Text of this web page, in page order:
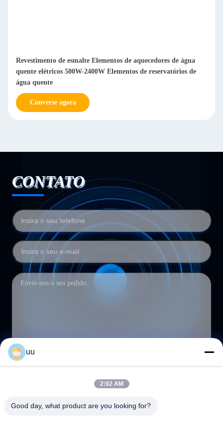
Revestimento de esmalte Elementos de aquecedores de água
quente elétricos 500W-2400W Elementos de reservatórios de
água quente
Converse agora
CONTATO
uu
2:02 AM
Good day, what product are you looking for?